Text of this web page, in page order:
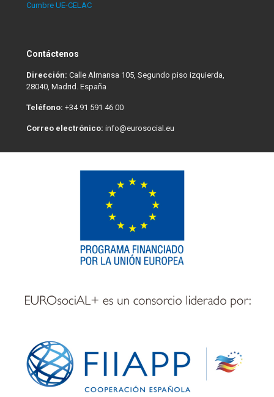
Cumbre UE-CELAC
Contáctenos
Dirección: Calle Almansa 105, Segundo piso izquierda,
28040, Madrid. España
Teléfono: +34 91 591 46 00
Correo electrónico: info@eurosocial.eu